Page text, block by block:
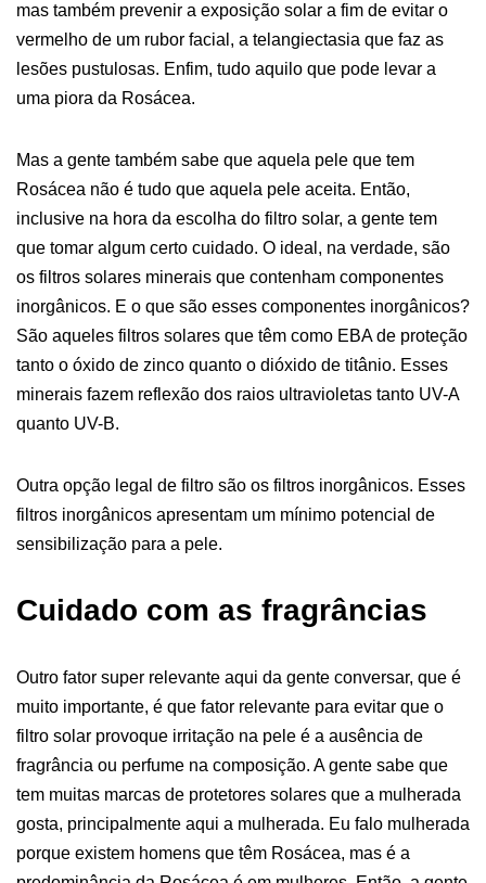
mas também prevenir a exposição solar a fim de evitar o
vermelho de um rubor facial, a telangiectasia que faz as
lesões pustulosas. Enfim, tudo aquilo que pode levar a
uma piora da Rosácea.
Mas a gente também sabe que aquela pele que tem
Rosácea não é tudo que aquela pele aceita. Então,
inclusive na hora da escolha do filtro solar, a gente tem
que tomar algum certo cuidado. O ideal, na verdade, são
os filtros solares minerais que contenham componentes
inorgânicos. E o que são esses componentes inorgânicos?
São aqueles filtros solares que têm como EBA de proteção
tanto o óxido de zinco quanto o dióxido de titânio. Esses
minerais fazem reflexão dos raios ultravioletas tanto UV-A
quanto UV-B.
Outra opção legal de filtro são os filtros inorgânicos. Esses
filtros inorgânicos apresentam um mínimo potencial de
sensibilização para a pele.
Cuidado com as fragrâncias
Outro fator super relevante aqui da gente conversar, que é
muito importante, é que fator relevante para evitar que o
filtro solar provoque irritação na pele é a ausência de
fragrância ou perfume na composição. A gente sabe que
tem muitas marcas de protetores solares que a mulherada
gosta, principalmente aqui a mulherada. Eu falo mulherada
porque existem homens que têm Rosácea, mas é a